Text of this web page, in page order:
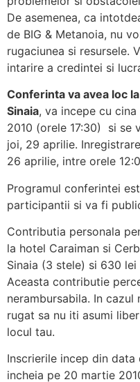
De asemenea, ca
de BIG & Metanoia, nu
rugaciunea si resursele.
intarire a credintei si
Conferinta va avea loc
Sinaia, va incepe cu
2010 (orele 17:30) si se
joi, 29 aprilie.
26 aprilie, intre orele
Programul conferintei
participantii si va fi
Contributia personala
la hotel Caraiman si
Sinaia (3 stele) si 630
Aceasta contributie
nerambursabila. In
rugat sa nu iti asumi
locul tau.
Inscrierile incep din data
incheia pe 20 martie